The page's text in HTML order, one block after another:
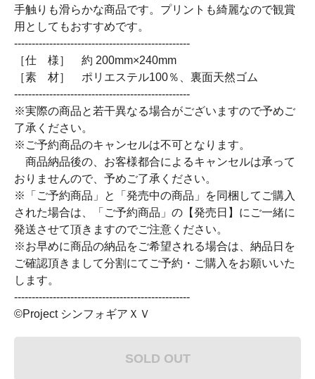
手触りも滑らかな商品です。プリントも綺麗なので観賞
用としてもおすすめです。
--------------------------------------------------
［仕 様］ 約 200mm×240mm
［素 材］ ポリエステル100％、裏面天然ゴム
--------------------------------------------------
※実際の商品と若干異なる場合がございますので予めご
了承ください。
※ご予約商品のキャンセルは不可となります。
商品納品後の、お客様都合によるキャンセルは承って
おりませんので、予めご了承ください。
※「ご予約商品」と「発売中の商品」を同梱してご購入
された場合は、「ご予約商品」の【発売日】にご一緒に
発送させて頂きますのでご注意ください。
※お早めに商品の納品をご希望される場合は、納品日を
ご確認頂きまして分割にてご予約・ご購入をお願いいた
します。
--------------------------------------------------
©Project シンフォギアＸＶ
SOLD OUT